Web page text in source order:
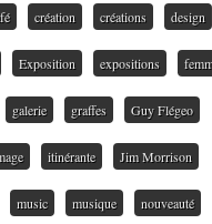
création créations design
Exposition expositions
galerie graffes Guy Flégeo
itinérante Jim Morrison
music musique nouveauté